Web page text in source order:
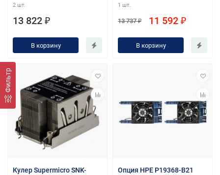
Фильтр
2 шт.
13 822 ₽
В корзину
1 шт.
13 737 ₽ 11 592 ₽
В корзину
Кулер Supermicro SNK-
Опция HPE P19368-B21